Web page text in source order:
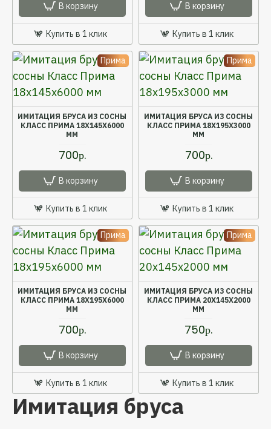
Имитация бруса
В корзину
Купить в 1 клик
В корзину
Купить в 1 клик
Прима
ИМИТАЦИЯ БРУСА ИЗ СОСНЫ
КЛАСС ПРИМА 18X145X6000
ММ
700р.
В корзину
Купить в 1 клик
Прима
ИМИТАЦИЯ БРУСА ИЗ СОСНЫ
КЛАСС ПРИМА 18X195X3000
ММ
700р.
В корзину
Купить в 1 клик
Прима
ИМИТАЦИЯ БРУСА ИЗ СОСНЫ
КЛАСС ПРИМА 18X195X6000
ММ
700р.
В корзину
Купить в 1 клик
Прима
ИМИТАЦИЯ БРУСА ИЗ СОСНЫ
КЛАСС ПРИМА 20X145X2000
ММ
750р.
В корзину
Купить в 1 клик